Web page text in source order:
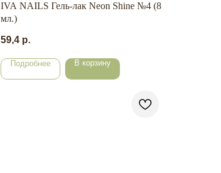
IVA NAILS Гель-лак Neon Shine №4 (8
мл.)
59,4 р.
Подробнее В корзину